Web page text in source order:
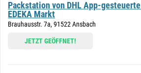
Packstation von DHL App-
EDEKA Markt
Brauhausstr. 7a, 91522 Ansbach
JETZT GEÖFFNET!